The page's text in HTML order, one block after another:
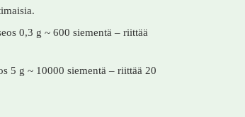
0,3 g ~ 600 siementä – riittää
5 g ~ 10000 siementä – riittää 20